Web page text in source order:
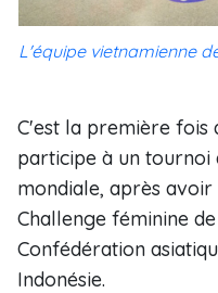
L'équipe vietnamienne
C'est la première fois
participe à un tournoi
mondiale, après
Challenge féminine
Confédération
Indonésie.